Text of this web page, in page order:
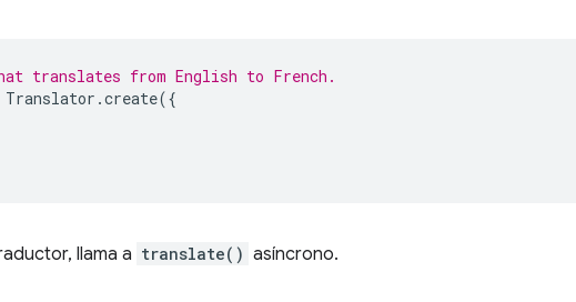
translates from English to French.
Translator .create({
llama a translate() asíncrono.